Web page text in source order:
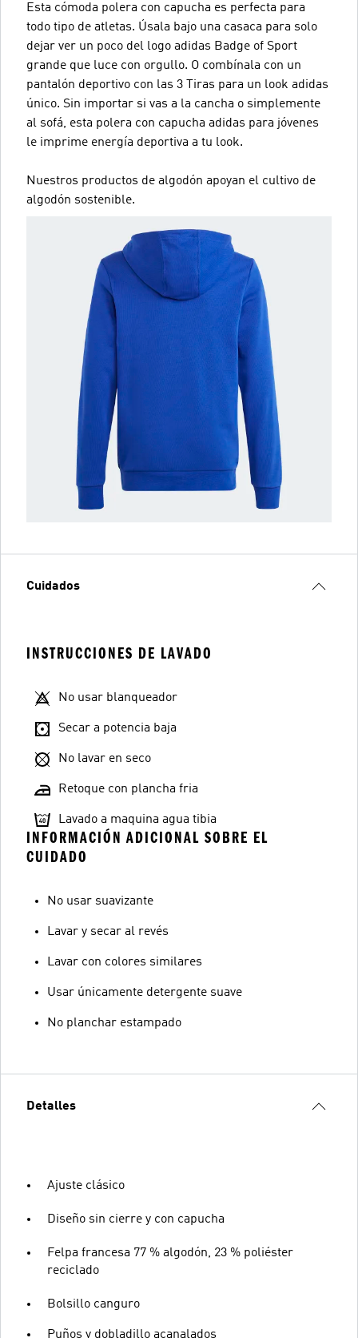
Esta cómoda polera con capucha es perfecta para
todo tipo de atletas. Úsala bajo una casaca para solo
dejar ver un poco del logo adidas Badge of Sport
grande que luce con orgullo. O combínala con un
pantalón deportivo con las 3 Tiras para un look adidas
único. Sin importar si vas a la cancha o simplemente
al sofá, esta polera con capucha adidas para jóvenes
le imprime energía deportiva a tu look.
Nuestros productos de algodón apoyan el cultivo de
algodón sostenible.
Cuidados
INSTRUCCIONES DE LAVADO
No usar blanqueador
Secar a potencia baja
No lavar en seco
Retoque con plancha fria
Lavado a maquina agua tibia
INFORMACIÓN ADICIONAL SOBRE EL
CUIDADO
No usar suavizante
Lavar y secar al revés
Lavar con colores similares
Usar únicamente detergente suave
No planchar estampado
Detalles
Ajuste clásico
Diseño sin cierre y con capucha
Felpa francesa 77 % algodón, 23 % poliéster
reciclado
Bolsillo canguro
Puños y dobladillo acanalados